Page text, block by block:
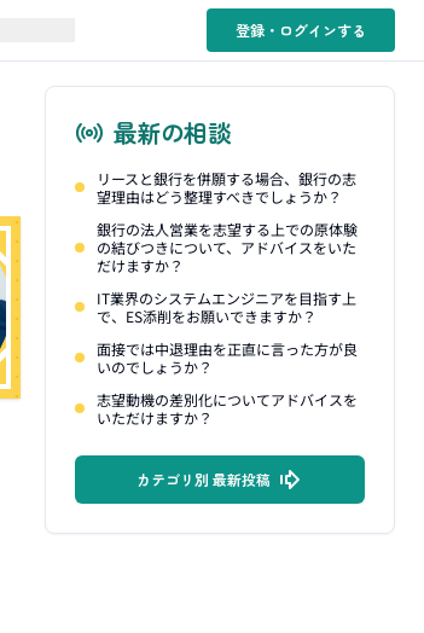
登録・ログインする
最新の相談
リースと銀行を併願する場合、銀行の志
望理由はどう整理すべきでしょうか？
銀行の法人営業を志望する上での原体験
の結びつきについて、アドバイスをいた
だけますか？
IT業界のシステムエンジニアを目指す上
で、ES添削をお願いできますか？
面接では中退理由を正直に言った方が良
いのでしょうか？
志望動機の差別化についてアドバイスを
いただけますか？
カテゴリ別 最新投稿